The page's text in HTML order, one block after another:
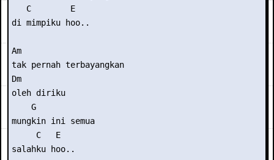
   C        E
di mimpiku hoo..
Am
tak pernah terbayangkan
Dm
oleh diriku
    G
mungkin ini semua
     C   E
salahku hoo..